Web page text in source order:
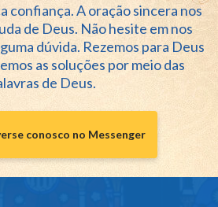
confiança. A oração sincera nos
de Deus. Não hesite em nos
dúvida. Rezemos para Deus
as soluções por meio das
de Deus.
conosco no Messenger